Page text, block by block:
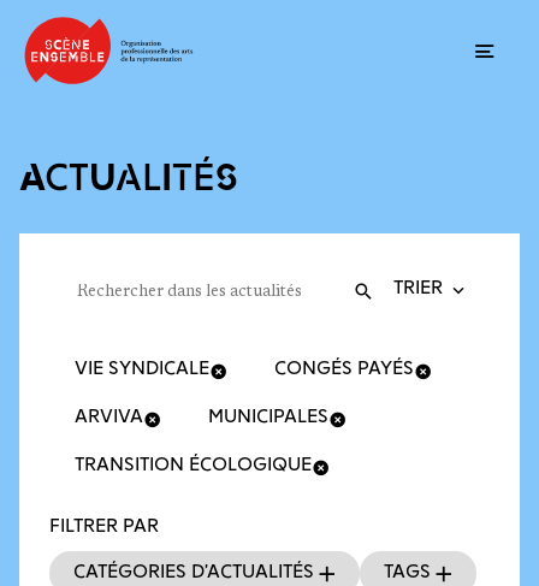
ACTUALITÉS
Recherche
Valider
FILTRER PAR
Catégories d’actualités Tags
VIE SYNDICALE CONGÉS PAYÉS
ARVIVA MUNICIPALES
TRANSITION ÉCOLOGIQUE